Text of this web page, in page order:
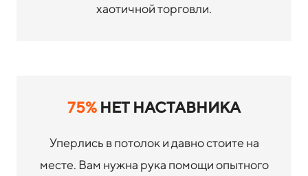
хаотичной торговли.
75% НЕТ НАСТАВНИКА
Уперлись в потолок и давно стоите на
месте. Вам нужна рука помощи опытного